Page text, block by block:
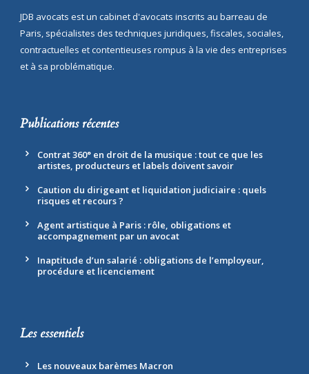
JDB avocats est un cabinet d'avocats inscrits au barreau de
Paris, spécialistes des techniques juridiques, fiscales, sociales,
contractuelles et contentieuses rompus à la vie des entreprises
et à sa problématique.
Publications récentes
Contrat 360° en droit de la musique : tout ce que les
artistes, producteurs et labels doivent savoir
Caution du dirigeant et liquidation judiciaire : quels
risques et recours ?
Agent artistique à Paris : rôle, obligations et
accompagnement par un avocat
Inaptitude d’un salarié : obligations de l’employeur,
procédure et licenciement
Les essentiels
Les nouveaux barèmes Macron